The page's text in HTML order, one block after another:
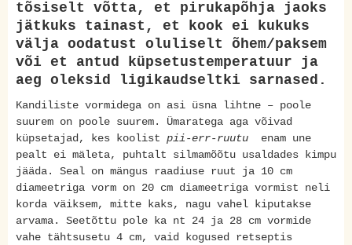
tõsiselt võtta, et pirukapõhja jaoks
jätkuks tainast, et kook ei kukuks
välja oodatust oluliselt õhem/paksem
või et antud küpsetustemperatuur ja
aeg oleksid ligikaudseltki sarnased.
Kandiliste vormidega on asi üsna lihtne – poole
suurem on poole suurem. Ümaratega aga võivad
küpsetajad, kes koolist pii-err-ruutu enam une
pealt ei mäleta, puhtalt silmamõõtu usaldades kimpu
jääda. Seal on mängus raadiuse ruut ja 10 cm
diameetriga vorm on 20 cm diameetriga vormist neli
korda väiksem, mitte kaks, nagu vahel kiputakse
arvama. Seetõttu pole ka nt 24 ja 28 cm vormide
vahe tähtsusetu 4 cm, vaid kogused retseptis